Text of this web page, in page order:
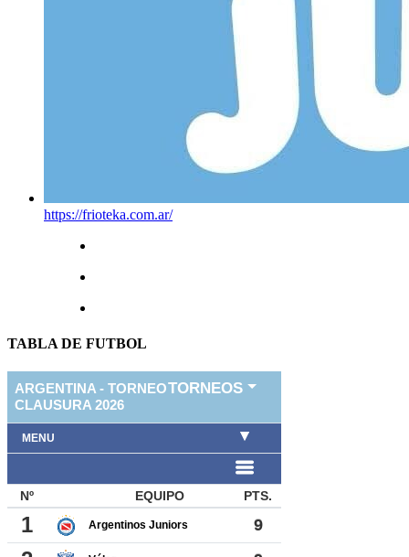
https://frioteka.com.ar/
TABLA DE FUTBOL